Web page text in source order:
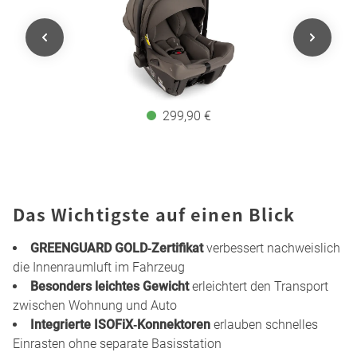
299,90 €
Das Wichtigste auf einen Blick
GREENGUARD GOLD‑Zertifikatverbessert nachweislich
die Innenraumluft im Fahrzeug
Besonders leichtes Gewichterleichtert den Transport
zwischen Wohnung und Auto
Integrierte ISOFiX‑Konnektoren erlauben schnelles
Einrasten ohne separate Basisstation